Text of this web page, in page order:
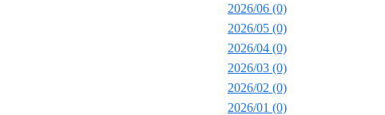
2026/06 (0)
2026/05 (0)
2026/04 (0)
2026/03 (0)
2026/02 (0)
2026/01 (0)